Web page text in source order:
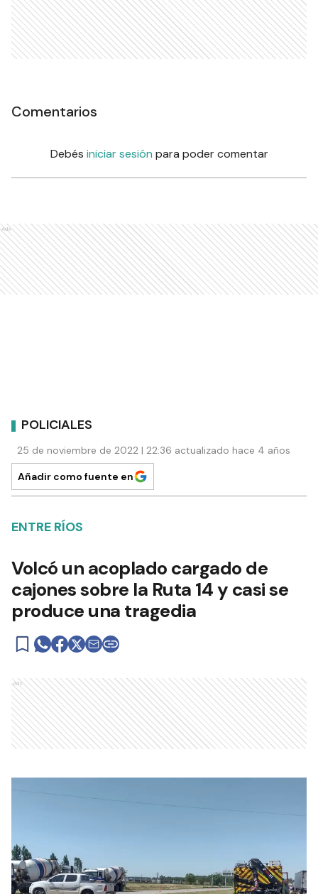
Comentarios
Debés iniciar sesión para poder comentar
Ads
POLICIALES
25 de noviembre de 2022 | 22:36 actualizado hace 4 años
Añadir como fuente en
ENTRE RÍOS
Volcó un acoplado cargado de
cajones sobre la Ruta 14 y casi se
produce una tragedia
Ads